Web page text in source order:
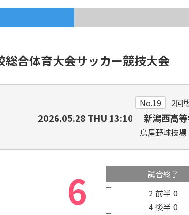
新潟県出身のJリーガー
プロ選手
合体育大会サッカー競技大会
No.19 2回
2026.05.28 THU 13:10 新潟西高等
鳥屋野球技場
6
試合終了
2 前半 0
4 後半 0